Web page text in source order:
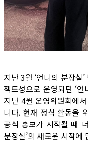
지난 3월 ‘언니의 분장실
젝트성으로 운영되던 ‘
지난 4월 운영위원회에
니다. 현재 정식 활동을
공식 홍보가 시작될 때
분장실’의 새로운 시작에